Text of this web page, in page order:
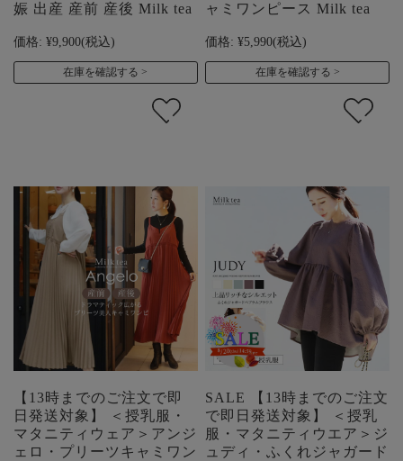
娠 出産 産前 産後 Milk tea
価格: ¥9,900(税込)
在庫を確認する
ャミワンピース Milk tea
価格: ¥5,990(税込)
在庫を確認する
【13時までのご注文で即
日発送対象】 ＜授乳服・
マタニティウェア＞アンジ
ェロ・プリーツキャミワン
SALE 【13時までのご注文
で即日発送対象】 ＜授乳
服・マタニティウエア＞ジ
ュディ・ふくれジャガード